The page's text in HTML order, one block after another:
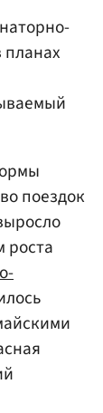
планах
поездок
роста